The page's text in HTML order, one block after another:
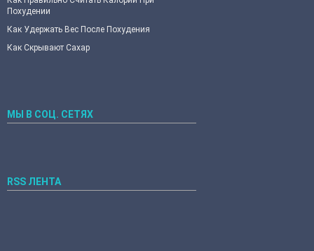
Похудении
Как Удержать Вес После Похудения
Как Скрывают Сахар
МЫ В СОЦ. СЕТЯХ
RSS ЛЕНТА